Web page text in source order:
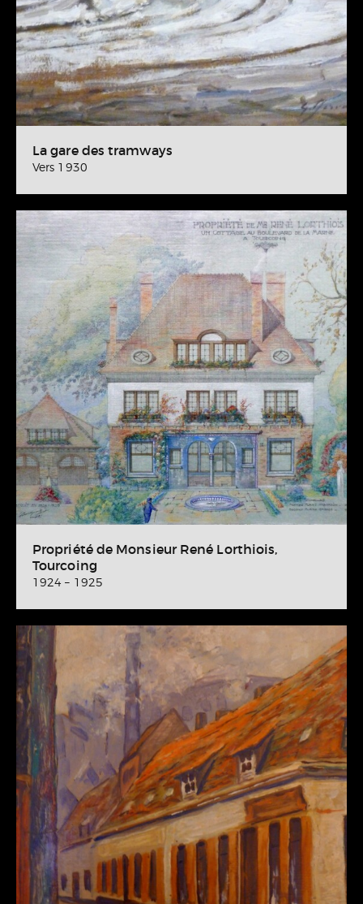
La gare des tramways
Vers 1930
Propriété de Monsieur René Lorthiois,
Tourcoing
1924 – 1925